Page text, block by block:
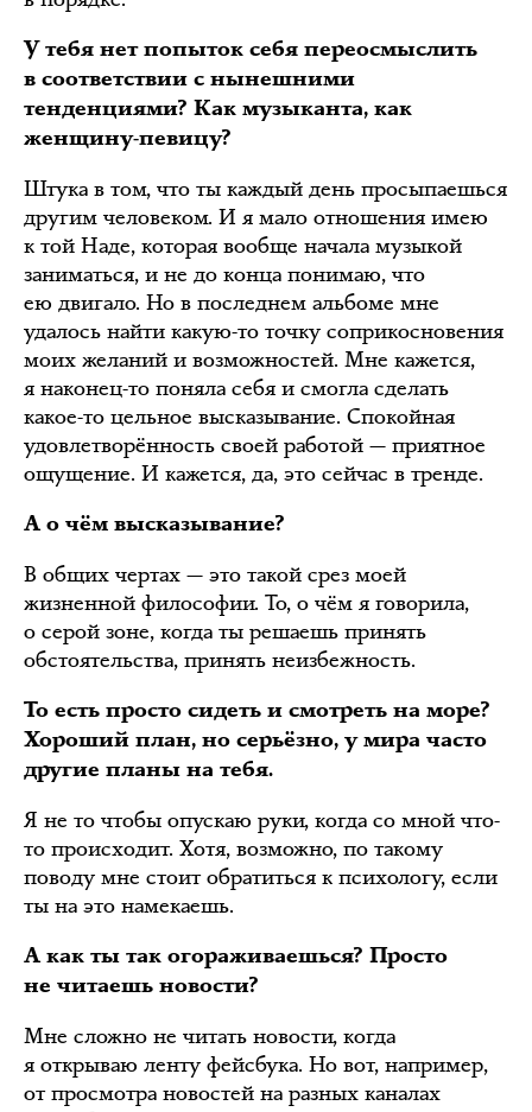
У тебя нет попыток себя переосмыслить
в соответствии с нынешними
тенденциями? Как музыканта, как
женщину-певицу?
Штука в том, что ты каждый день просыпаешься
другим человеком. И я мало отношения имею
к той Наде, которая вообще начала музыкой
заниматься, и не до конца понимаю, что
ею двигало. Но в последнем альбоме мне
удалось найти какую-то точку соприкосновения
моих желаний и возможностей. Мне кажется,
я наконец-то поняла себя и смогла сделать
какое-то цельное высказывание. Спокойная
удовлетворённость своей работой — приятное
ощущение. И кажется, да, это сейчас в тренде.
А о чём высказывание?
В общих чертах — это такой срез моей
жизненной философии. То, о чём я говорила,
о серой зоне, когда ты решаешь принять
обстоятельства, принять неизбежность.
То есть просто сидеть и смотреть на море?
Хороший план, но серьёзно, у мира часто
другие планы на тебя.
Я не то чтобы опускаю руки, когда со мной что-
то происходит. Хотя, возможно, по такому
поводу мне стоит обратиться к психологу, если
ты на это намекаешь.
А как ты так огораживаешься? Просто
не читаешь новости?
Мне сложно не читать новости, когда
я открываю ленту фейсбука. Но вот, например,
от просмотра новостей на разных каналах